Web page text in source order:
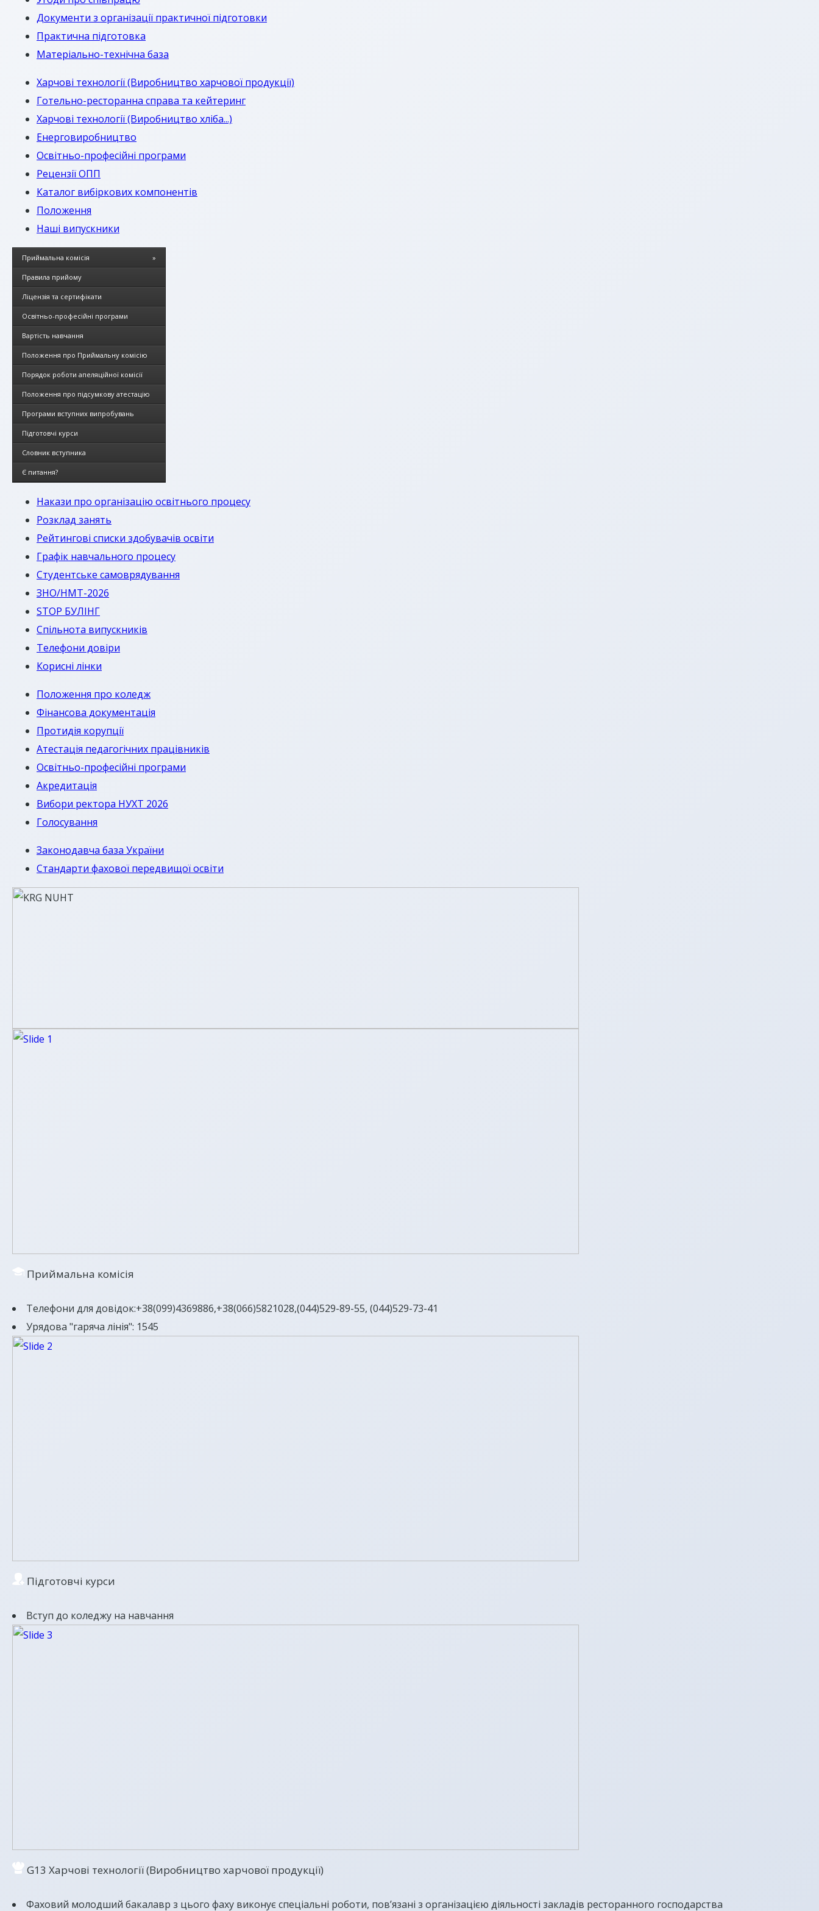
Документи з організації практичної підготовки
Практична підготовка
Матеріально-технічна база
Харчові технології (Виробництво харчової продукції)
Готельно-ресторанна справа та кейтеринг
Харчові технології (Виробництво хліба...)
Енерговиробництво
Оcвітньо-професійні програми
Рецензії ОПП
Каталог вибіркових компонентів
Положення
Наші випускники
Приймальна комісія »
Правила прийому
Ліцензія та сертифікати
Освітньо-професійні програми
Вартість навчання
Положення про Приймальну комісію
Порядок роботи апеляційної комісії
Положення про підсумкову атестацію
Програми вступних випробувань
Підготовчі курси
Словник вступника
Є питання?
Накази про організацію освітнього процесу
Розклад занять
Рейтингові списки здобувачів освіти
Графік навчального процесу
Студентське самоврядування
ЗНО/НМТ-2026
STOP БУЛІНГ
Спільнота випускників
Телефони довіри
Корисні лінки
Положення про коледж
Фінансова документація
Протидія корупції
Атестація педагогічних працівників
Освітньо-професійні програми
Акредитація
Вибори ректора НУХТ 2026
Голосування
Законодавча база України
Стандарти фахової передвищої освіти
Приймальна комісія
Телефони для довідок:+38(099)4369886,+38(066)5821028,(044)529-89-55, (044)529-73-41
Урядова "гаряча лінія": 1545
Підготовчі курси
Вступ до коледжу на навчання
G13 Харчові технології (Виробництво харчової продукції)
Фаховий молодший бакалавр з цього фаху виконує спеціальні роботи, пов’язані з організацією діяльності закладів ресторанного господарства